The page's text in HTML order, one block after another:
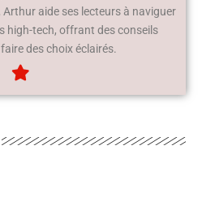
aide ses lecteurs à naviguer
high-tech, offrant des conseils
des choix éclairés.